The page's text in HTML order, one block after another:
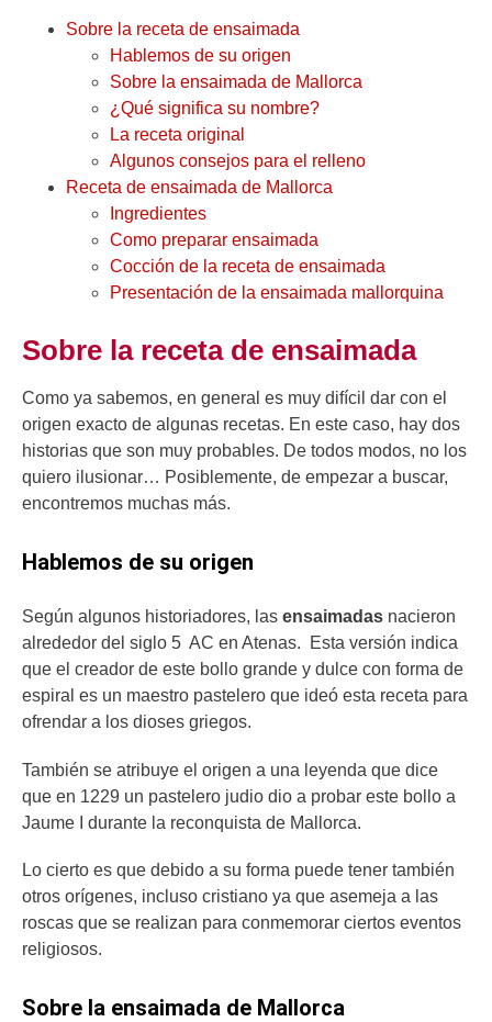
Sobre la receta de ensaimada
Hablemos de su origen
Sobre la ensaimada de Mallorca
¿Qué significa su nombre?
La receta original
Algunos consejos para el relleno
Receta de ensaimada de Mallorca
Ingredientes
Como preparar ensaimada
Cocción de la receta de ensaimada
Presentación de la ensaimada mallorquina
Sobre la receta de ensaimada
Como ya sabemos, en general es muy difícil dar con el
origen exacto de algunas recetas. En este caso, hay dos
historias que son muy probables. De todos modos, no los
quiero ilusionar… Posiblemente, de empezar a buscar,
encontremos muchas más.
Hablemos de su origen
Según algunos historiadores, las ensaimadas nacieron
alrededor del siglo 5 AC en Atenas. Esta versión indica
que el creador de este bollo grande y dulce con forma de
espiral es un maestro pastelero que ideó esta receta para
ofrendar a los dioses griegos.
También se atribuye el origen a una leyenda que dice
que en 1229 un pastelero judio dio a probar este bollo a
Jaume I durante la reconquista de Mallorca.
Lo cierto es que debido a su forma puede tener también
otros orígenes, incluso cristiano ya que asemeja a las
roscas que se realizan para conmemorar ciertos eventos
religiosos.
Sobre la ensaimada de Mallorca